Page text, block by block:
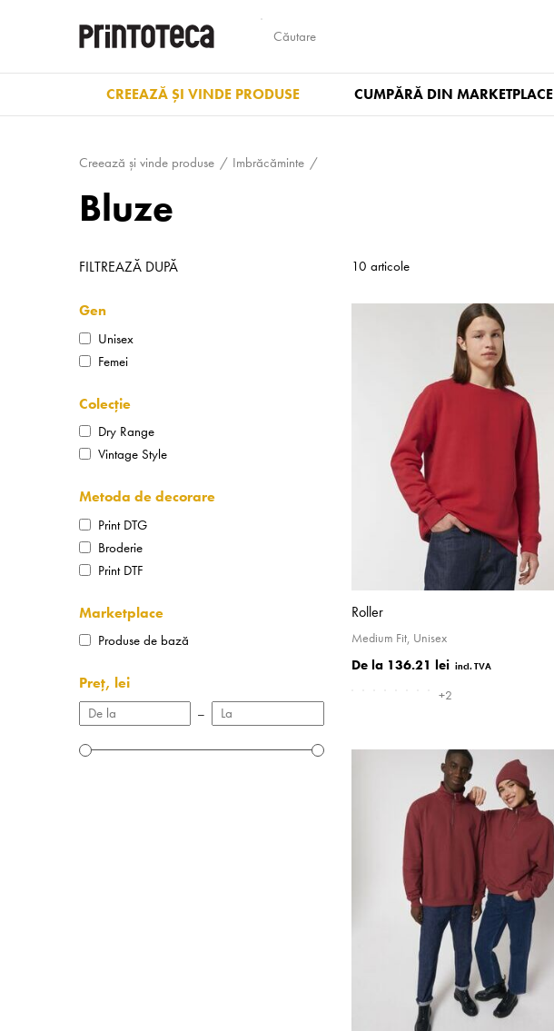
CREEAZĂ ȘI VINDE PRODUSE CUMPĂRĂ DIN MARKETPLACE
Creează și vinde produse Imbrăcăminte
Bluze
FILTREAZĂ DUPĂ
Gen
Unisex
Femei
Colecție
Dry Range
Vintage Style
Metoda de decorare
Print DTG
Broderie
Print DTF
Marketplace
Produse de bază
Preț, lei
–
10 articole
Roller
Medium Fit, Unisex
136.21 lei
+2